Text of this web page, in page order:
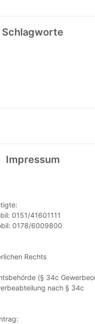
Schlagworte
Impressum
0151/41601111
0178/6009800
Rechts
(§ 34c
nach § 34c